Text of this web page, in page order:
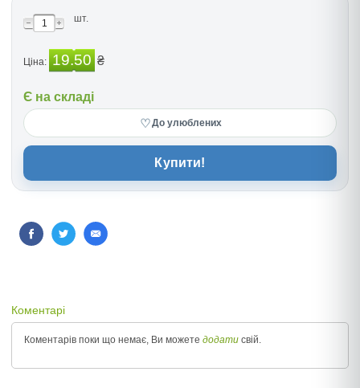
шт.
Ціна: 19.50 ₴
Є на складі
♡До улюблених
Купити!
Коментарі
Коментарів поки що немає, Ви можете додати свій.